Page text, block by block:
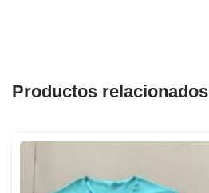
Productos relacionados